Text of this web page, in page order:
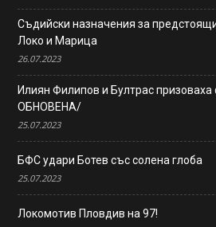
Съдийски назначения за
Локо и Марица
26.07.2023
Илиян Филипов и Бултрас
ОБНОВЕНА/
25.07.2023
БФС удари Ботев със солена глоба
25.07.2023
Локомотив Пловдив на 97!